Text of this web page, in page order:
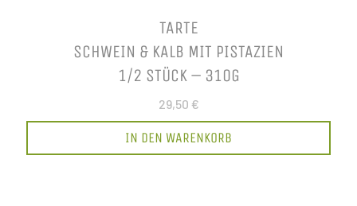
TARTE
SCHWEIN & KALB MIT PISTAZIEN
1/2 STÜCK – 310G
29,50 €
IN DEN WARENKORB